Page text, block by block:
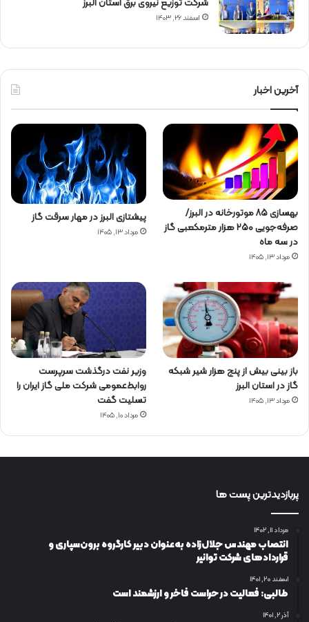
شركت توزیع نیروی برق استان البرز
اسفند ۲۶, ۱۴۰۳
آخرین اخبار
بهسازی ۸۵ موتورخانه در البرز/
صرفه‌جویی ۲۵۰ هزار مترمکعبی گاز
در سه ماه
مرداد ۱۳, ۱۴۰۵
پیشتازی البرز در مهار سرقت گاز
مرداد ۱۳, ۱۴۰۵
باز بینی بیش از پنج هزار شیر شبکه
گاز در استان البرز
مرداد ۱۳, ۱۴۰۵
وزیر نفت درگذشت سرپرست
روابط‌عمومی شرکت ملی گاز ایران را
تسلیت گفت
مرداد ۱۰, ۱۴۰۵
پربازدیدترین پست ها
مرداد ۱۱, ۱۴۰۲
انتصاب مهندس جلال‌زاده به‌عنوان دبیر كارگروه برون‌سپاری و
قراردادهای شركت توانیر
اسفند ۲۰, ۱۴۰۱
طالبی: فعالیت در حراست فاخر و ارزشمند است
آذر ۲, ۱۴۰۱